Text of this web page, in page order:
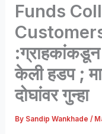
Funds
केली हडप ;
दोघांवर गुन्हा
By Sandip Wankhade/